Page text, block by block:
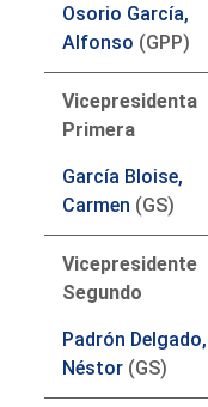
Osorio García,
Alfonso (GPP)
Vicepresidenta
Primera
García Bloise,
Carmen (GS)
Vicepresidente
Segundo
Padrón Delgado,
Néstor (GS)